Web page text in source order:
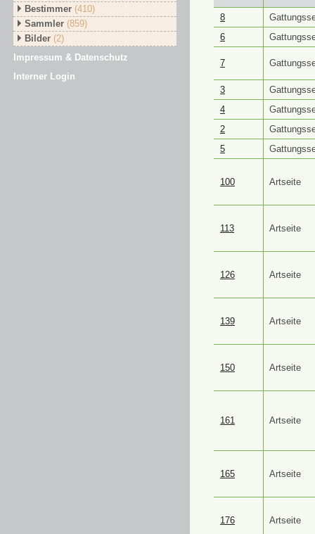
Bestimmer (410)
Sammler (859)
Bilder (2)
Impressum & Datenschutz
Interner Login
GUID ⭥
8
6
7
3
4
2
5
100 Artseite
113 Artseite
126 Artseite
139 Artseite
150 Artseite
161 Artseite
165 Artseite
176 Artseite